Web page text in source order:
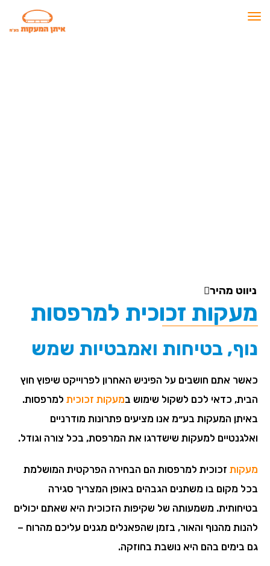
תפריט
ניווט מהיר
מעקות זכוכית למרפסות
נוף, בטיחות ואמבטיות שמש
כאשר אתם חושבים על הפיניש האחרון לפרוייקט שיפוץ חוץ
הבית, כדאי לכם לשקול שימוש במעקות זכוכית למרפסות.
באיתן המעקות בע״מ אנו מציעים פתרונות מודרניים
ואלגנטיים למעקות שישדרגו את המרפסת, בכל צורה וגודל.
מעקות זכוכית למרפסות הם הבחירה הפרקטית המושלמת
בכל מקום בו משתנים הגבהים באופן המצריך סגירה
בטיחותית. משמעותה של שקיפות הזכוכית היא שאתם יכולים
להנות מהנוף והאור, בזמן שהפאנלים מגנים עליכם מהרוח –
גם בימים בהם היא נושבת בחוזקה.